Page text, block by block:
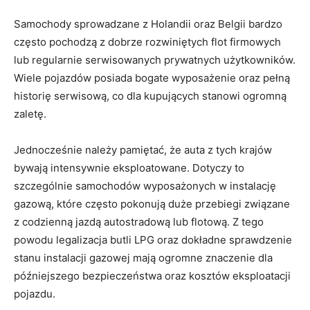
Samochody sprowadzane z Holandii oraz Belgii bardzo
często pochodzą z dobrze rozwiniętych flot firmowych
lub regularnie serwisowanych prywatnych użytkowników.
Wiele pojazdów posiada bogate wyposażenie oraz pełną
historię serwisową, co dla kupujących stanowi ogromną
zaletę.
Jednocześnie należy pamiętać, że auta z tych krajów
bywają intensywnie eksploatowane. Dotyczy to
szczególnie samochodów wyposażonych w instalację
gazową, które często pokonują duże przebiegi związane
z codzienną jazdą autostradową lub flotową. Z tego
powodu legalizacja butli LPG oraz dokładne sprawdzenie
stanu instalacji gazowej mają ogromne znaczenie dla
późniejszego bezpieczeństwa oraz kosztów eksploatacji
pojazdu.